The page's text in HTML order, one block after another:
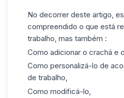
No decorrer deste artigo,
compreendido o que está
trabalho, mas também :
Como adicionar o crachá e
Como personalizá-lo de
de trabalho,
Como modificá-lo,